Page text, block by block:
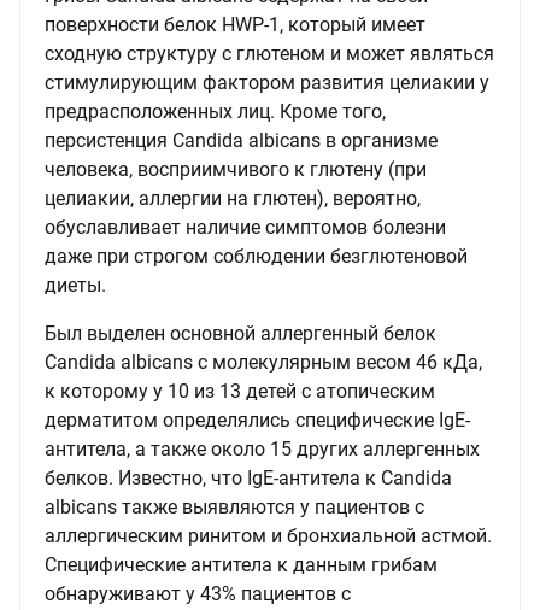
поверхности белок HWP-1, который имеет
сходную структуру с глютеном и может являться
стимулирующим фактором развития целиакии у
предрасположенных лиц. Кроме того,
персистенция Candida albicans в организме
человека, восприимчивого к глютену (при
целиакии, аллергии на глютен), вероятно,
обуславливает наличие симптомов болезни
даже при строгом соблюдении безглютеновой
диеты.
Был выделен основной аллергенный белок
Candida albicans с молекулярным весом 46 кДа,
к которому у 10 из 13 детей с атопическим
дерматитом определялись специфические IgE-
антитела, а также около 15 других аллергенных
белков. Известно, что IgE-антитела к Candida
albicans также выявляются у пациентов с
аллергическим ринитом и бронхиальной астмой.
Специфические антитела к данным грибам
обнаруживают у 43% пациентов с